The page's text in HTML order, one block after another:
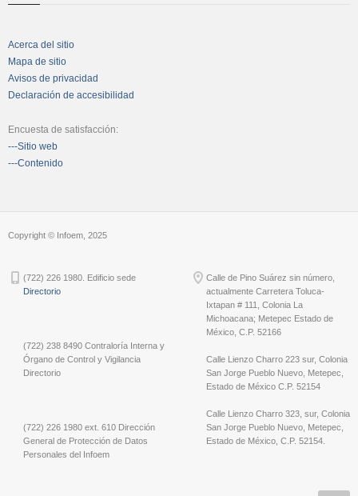
Acerca del sitio
Mapa de sitio
Avisos de privacidad
Declaración de accesibilidad
Encuesta de satisfacción:
---Sitio web
---Contenido
Copyright © Infoem, 2025
(722) 226 1980. Edificio sede
Directorio
(722) 238 8490 Contraloría Interna y
Órgano de Control y Vigilancia
Directorio
(722) 226 1980 ext. 610 Dirección
General de Protección de Datos
Personales del Infoem
Calle de Pino Suárez sin número,
actualmente Carretera Toluca-
Ixtapan # 111, Colonia La
Michoacana; Metepec Estado de
México, C.P. 52166
Calle Lienzo Charro 223 sur, Colonia
San Jorge Pueblo Nuevo, Metepec,
Estado de México C.P. 52154
Calle Lienzo Charro 323, sur, Colonia
San Jorge Pueblo Nuevo, Metepec,
Estado de México, C.P. 52154.